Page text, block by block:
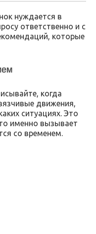
нуждается в
ответственно и с
которые
когда
движения,
ситуациях. Это
именно вызывает
со временем.